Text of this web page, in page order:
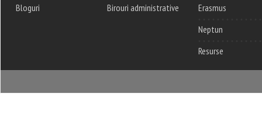
Bloguri Birouri administrative
Erasmus
Neptun
Resurse